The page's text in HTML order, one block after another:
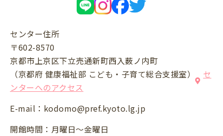
センター住所
〒602-8570
京都市上京区下立売通新町西入薮ノ内町
（京都府 健康福祉部 こども・子育て総合支援室）
セ
ンターへのアクセス
E-mail： kodomo@pref.kyoto.lg.jp
開館時間：月曜日～金曜日